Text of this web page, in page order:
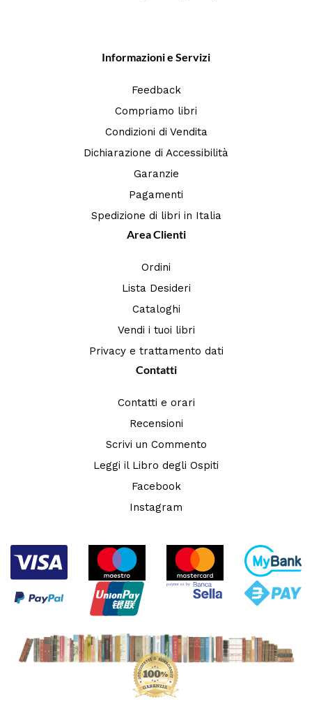
Informazioni e Servizi
Feedback
Compriamo libri
Condizioni di Vendita
Dichiarazione di Accessibilità
Garanzie
Pagamenti
Spedizione di libri in Italia
Area Clienti
Ordini
Lista Desideri
Cataloghi
Vendi i tuoi libri
Privacy e trattamento dati
Contatti
Contatti e orari
Recensioni
Scrivi un Commento
Leggi il Libro degli Ospiti
Facebook
Instagram